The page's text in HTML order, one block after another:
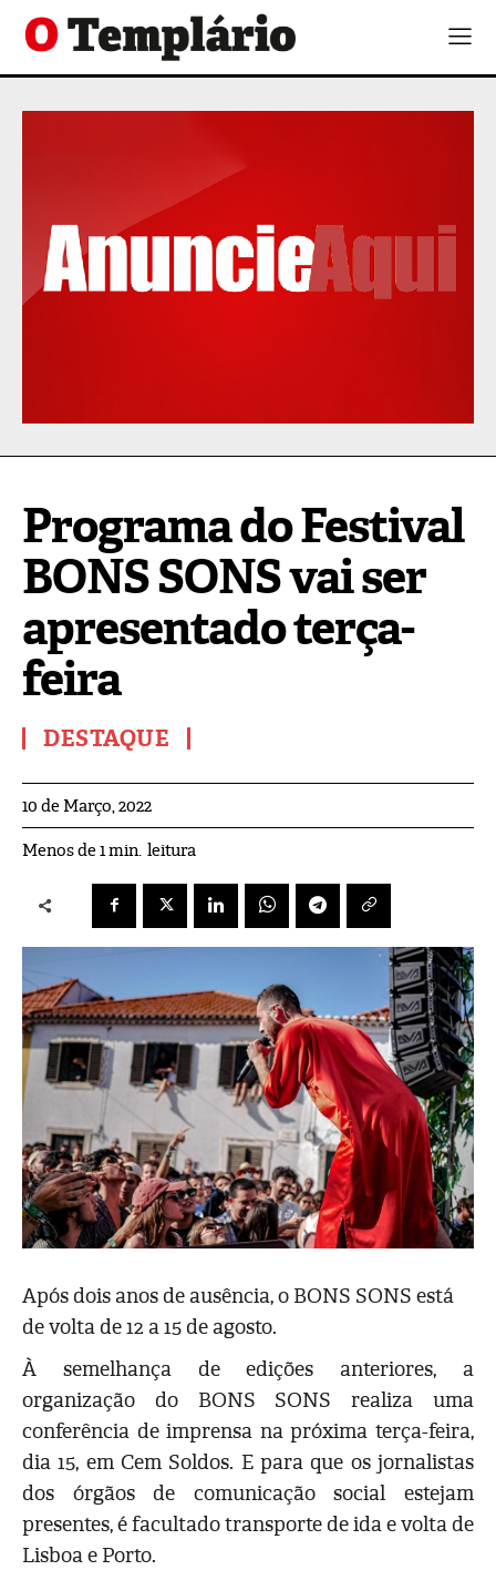
Programa do Festival
BONS SONS vai ser
apresentado terça-
feira
DESTAQUE
10 de Março, 2022
Menos de 1min. leitura
Após dois anos de ausência, o BONS SONS está
de volta de 12 a 15 de agosto.
À semelhança de edições anteriores, a
organização do BONS SONS realiza uma
conferência de imprensa na próxima terça-feira,
dia 15, em Cem Soldos. E para que os jornalistas
dos órgãos de comunicação social estejam
presentes, é facultado transporte de ida e volta de
Lisboa e Porto.